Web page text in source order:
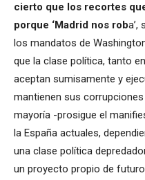
cierto que los recortes
porque ‘Madrid nos roba’,
los mandatos de
que la clase política, tanto
aceptan sumisamente y
mantienen sus corrupciones
mayoría -prosigue el
la España actuales,
una clase política
un proyecto propio de